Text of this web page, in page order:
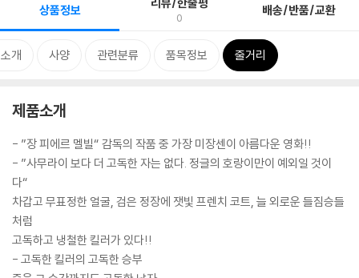
상품정보 0 배송/반품/교환
개 사양 관련분류 품목정보 줄거리
제품소개
- ”장 피에르 멜빌“ 감독의 작품 중 가장 미장센이 아름다운 영화!!
- ”사무라이 보다 더 고독한 자는 없다. 정글의 호랑이만이 예외일 것이
다“
차갑고 무표정한 얼굴, 검은 정장에 잿빛 프렌치 코트, 늘 외로운 들짐승들
처럼
고독하고 냉철한 킬러가 있다!!
- 고독한 킬러의 고독한 승부